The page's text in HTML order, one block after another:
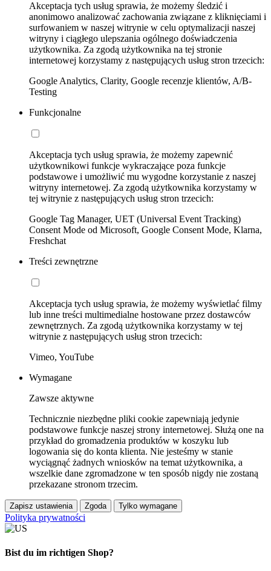
Akceptacja tych usług sprawia, że możemy śledzić i
anonimowo analizować zachowania związane z kliknięciami i
surfowaniem w naszej witrynie w celu optymalizacji naszej
witryny i ciągłego ulepszania ogólnego doświadczenia
użytkownika. Za zgodą użytkownika na tej stronie
internetowej korzystamy z następujących usług stron trzecich:
Google Analytics, Clarity, Google recenzje klientów, A/B-
Testing
Funkcjonalne
Akceptacja tych usług sprawia, że możemy zapewnić
użytkownikowi funkcje wykraczające poza funkcje
podstawowe i umożliwić mu wygodne korzystanie z naszej
witryny internetowej. Za zgodą użytkownika korzystamy w
tej witrynie z następujących usług stron trzecich:
Google Tag Manager, UET (Universal Event Tracking)
Consent Mode od Microsoft, Google Consent Mode, Klarna,
Freshchat
Treści zewnętrzne
Akceptacja tych usług sprawia, że możemy wyświetlać filmy
lub inne treści multimedialne hostowane przez dostawców
zewnętrznych. Za zgodą użytkownika korzystamy w tej
witrynie z następujących usług stron trzecich:
Vimeo, YouTube
Wymagane
Zawsze aktywne
Technicznie niezbędne pliki cookie zapewniają jedynie
podstawowe funkcje naszej strony internetowej. Służą one na
przykład do gromadzenia produktów w koszyku lub
logowania się do konta klienta. Nie jesteśmy w stanie
wyciągnąć żadnych wniosków na temat użytkownika, a
wszelkie dane zgromadzone w ten sposób nigdy nie zostaną
przekazane stronom trzecim.
Zapisz ustawienia Zgoda Tylko wymagane
Polityka prywatności
Bist du im richtigen Shop?